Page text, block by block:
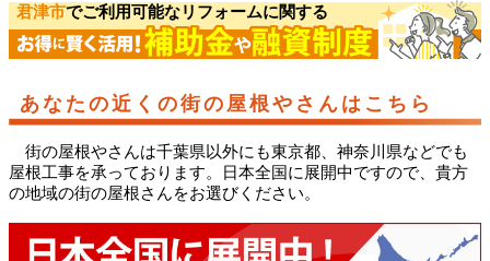
君津市でご利用可能なリフォームに関する
あなたの近くの街の屋根やさんはこちら
街の屋根やさんは千葉県以外にも東京都、神奈川県などでも
屋根工事を承っております。日本全国に展開中ですので、貴方
の地域の街の屋根さんをお選びください。